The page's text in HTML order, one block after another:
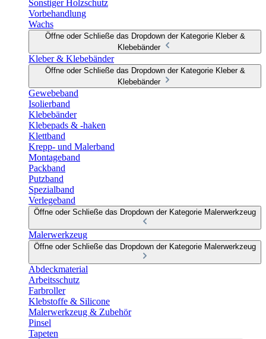
Sonstiger Holzschutz
Vorbehandlung
Wachs
Öffne oder Schließe das Dropdown der Kategorie Kleber &
Klebebänder
Kleber & Klebebänder
Öffne oder Schließe das Dropdown der Kategorie Kleber &
Klebebänder
Gewebeband
Isolierband
Klebebänder
Klebepads & -haken
Klettband
Krepp- und Malerband
Montageband
Packband
Putzband
Spezialband
Verlegeband
Öffne oder Schließe das Dropdown der Kategorie Malerwerkzeug
Malerwerkzeug
Öffne oder Schließe das Dropdown der Kategorie Malerwerkzeug
Abdeckmaterial
Arbeitsschutz
Farbroller
Klebstoffe & Silicone
Malerwerkzeug & Zubehör
Pinsel
Tapeten